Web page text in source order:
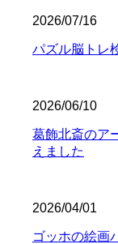
2026/07/16
パズル脳トレ
2026/06/10
葛飾北斎のア
えました
2026/04/01
ゴッホの絵画